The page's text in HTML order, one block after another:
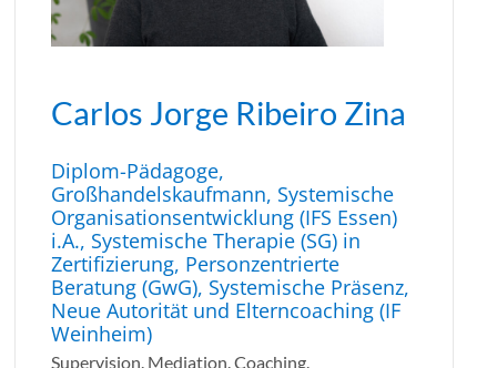
Carlos Jorge Ribeiro Zina
Diplom-Pädagoge,
Großhandelskaufmann, Systemische
Organisationsentwicklung (IFS Essen)
i.A., Systemische Therapie (SG) in
Zertifizierung, Personzentrierte
Beratung (GwG), Systemische Präsenz,
Neue Autorität und Elterncoaching (IF
Weinheim)
Supervision. Mediation. Coaching.